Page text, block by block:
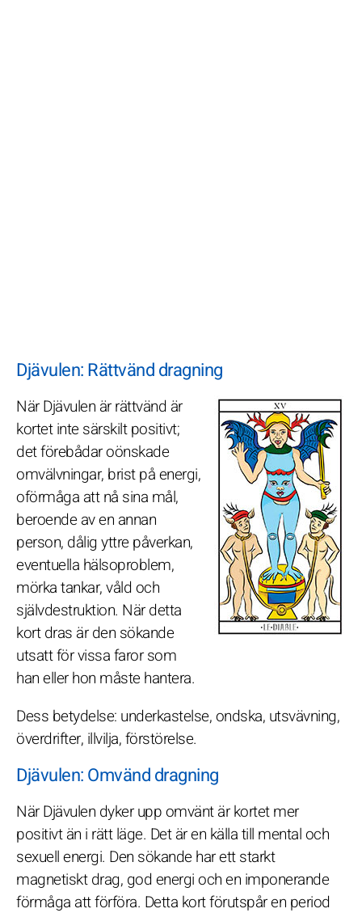
Djävulen: Rättvänd dragning
När Djävulen är rättvänd är
kortet inte särskilt positivt;
det förebådar oönskade
omvälvningar, brist på energi,
oförmåga att nå sina mål,
beroende av en annan
person, dålig yttre påverkan,
eventuella hälsoproblem,
mörka tankar, våld och
självdestruktion. När detta
kort dras är den sökande
utsatt för vissa faror som
han eller hon måste hantera.
Dess betydelse: underkastelse, ondska, utsvävning,
överdrifter, illvilja, förstörelse.
Djävulen: Omvänd dragning
När Djävulen dyker upp omvänt är kortet mer
positivt än i rätt läge. Det är en källa till mental och
sexuell energi. Den sökande har ett starkt
magnetiskt drag, god energi och en imponerande
förmåga att förföra. Detta kort förutspår en period